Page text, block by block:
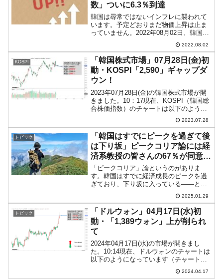
数」ついに6.3％到達
韓国は尋常ではないインフレに襲われて
います。予定どおりまだ物価上昇は止ま
っていません。2022年08月02日、韓国の
企画財政部から「07月の消費者物価動
向」が公表されました。◇7月消費者物価
は前年同月比6.3％上昇（前月比0.5％上
昇） コ...
2022.08.02
KOSPI
「韓国株式市場」07月28日(金)初
動・KOSPI「2,590」ギャップダ
ウン！
2023年07月28日(金)の韓国株式市場が開
きました。10：17現在、KOSPI（韓国総
合株価指数）のチャートは以下のように
『Investing.com』より引用）。若干のギ
ャップダウンで始まり、現在のところ陰
線。...
2023.07.28
トピック
「韓国はすでにピークを過ぎて後
は下り坂」ピークコリア論には経
済系教授の皆さんの67％が同意す
る。
「ピークコリア」論というのがありま
す。韓国はすでに経済成長のピークを過
ぎており、下り坂に入っている――とい
う説です。一応「説」とご紹介しておき
ますが――事実です。Money1ではもう2
年前の上掲記事でご紹介しましたが、
2025年になり「韓国...
2025.01.29
トピック
「ドルウォン」04月17日(水)初
動・「1,389ウォン」上が削られ
て
2024年04月17日(水)の市場が開きまし
た。10:14現在、ドルウォンのチャートは
以下のようになっています（チャートは
『Investing.com』より引用）。これから
ローソク足の調整が入るかもしれません
2024.04.17